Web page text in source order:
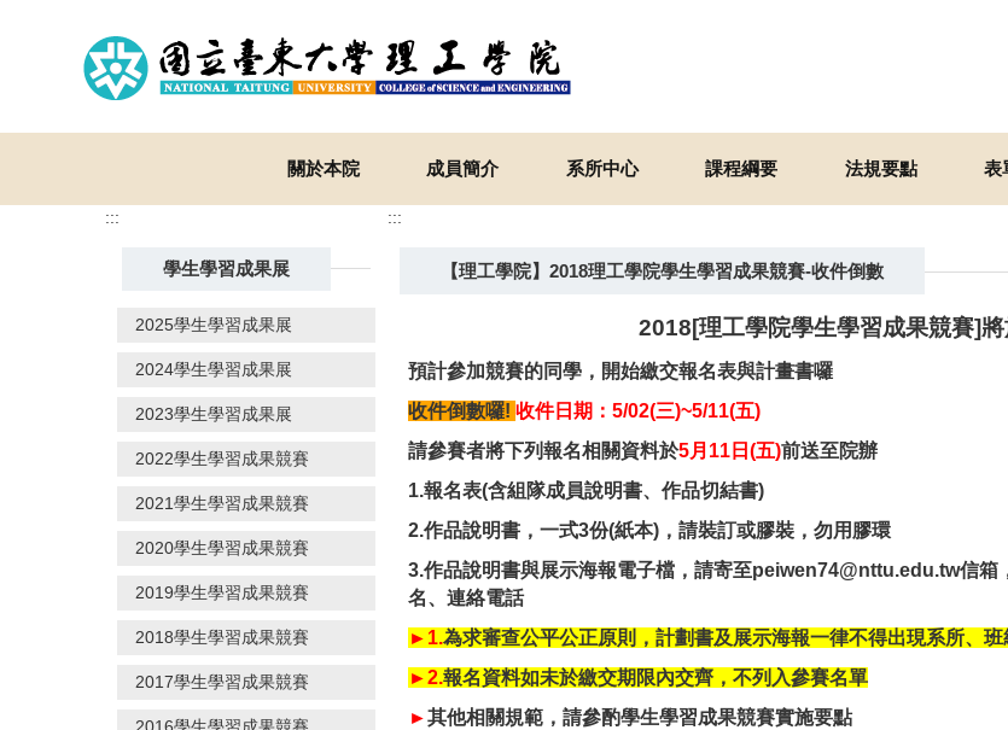
關於本院 成員簡介 系所中心 課程綱要 法規要點 表
:::
學生學習成果展
2025學生學習成果展
2024學生學習成果展
2023學生學習成果展
2022學生學習成果競賽
2021學生學習成果競賽
2020學生學習成果競賽
2019學生學習成果競賽
2018學生學習成果競賽
2017學生學習成果競賽
:::
【理工學院】2018理工學院學生學習成果競賽-收件倒數
2018[理工學院學生學習成果競賽]
預計參加競賽的同學，開始繳交報名表與計畫書囉
收件倒數囉! 收件日期：5/02(三)~5/11(五)
請參賽者將下列報名相關資料於5月11日(五)前送至院辦
1.報名表(含組隊成員說明書、作品切結書)
2.作品說明書，一式3份(紙本)， 請裝訂或膠裝，勿用膠環
3.作品說明書與展示海報電子檔，請寄至peiwen74@nttu.edu.tw信箱
名、連絡電話
►1.為求審查公平公正原則，計劃書及展示海報一律不得出現系所、
►2.報名資料如未於繳交期限內交齊，不列入參賽名單
►其他相關規範，請參酌學生學習成果競賽實施要點